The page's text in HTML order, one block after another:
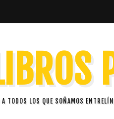
TODOS LOS QUE SOÑAMOS